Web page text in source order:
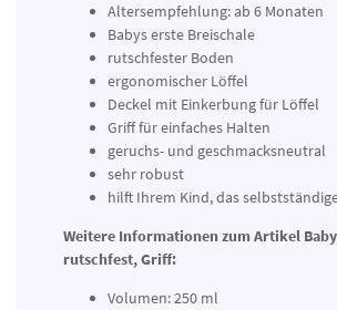
Altersempfehlung: ab 6 Monaten
Babys erste Breischale
rutschfester Boden
ergonomischer Löffel
Deckel mit Einkerbung für Löffel
Griff für einfaches Halten
geruchs- und geschmacksneutral
sehr robust
hilft Ihrem Kind, das
Weitere Informationen zum Artikel
rutschfest, Griff:
Volumen: 250 ml